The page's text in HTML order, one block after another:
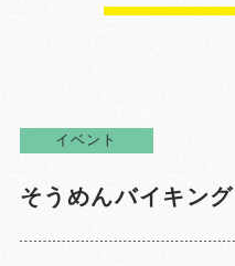
イベント
そうめんバイキング